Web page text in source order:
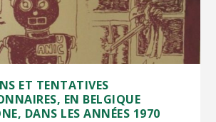
ET TENTATIVES
EN BELGIQUE
DANS LES ANNÉES 1970